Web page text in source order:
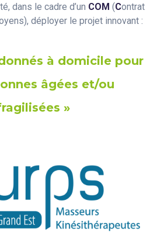
dans le cadre d’un COM (Contrat
déployer le projet innovant :
à domicile pour
âgées et/ou
»